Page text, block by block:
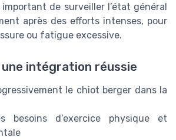
de surveiller l’état général
après des efforts intenses, pour
ou fatigue excessive.
une intégration réussie
le chiot berger dans la
besoins d’exercice physique et